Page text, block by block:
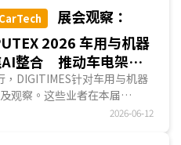
直接进入市场，而具备车用
FPGA业者，更有机会在
神经获得更多合作机会。...
CarTech
展会观察：
2026 车用与机器
整合 推动车电架
应用与运动控制加速
，DIGITIMES针对车用与机器
观察。这些业者在本届
智能车发展方向、汽车架构
2026-06-12